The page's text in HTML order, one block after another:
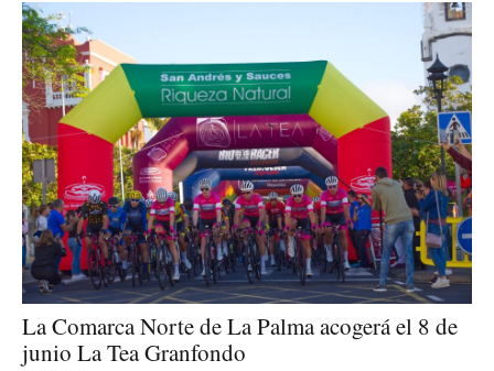
La Comarca Norte de La Palma acogerá el 8 de
junio La Tea Granfondo